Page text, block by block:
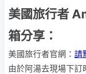
美國旅行者
箱分享：
美國旅行者官網： 請
由於阿湯去現場下